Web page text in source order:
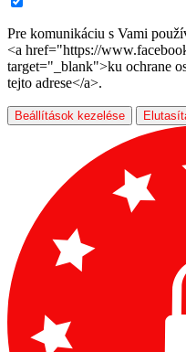
Pre komunikáciu s Vami
<a href="https://
target="_blank">ku ochrane
tejto adrese</a>.
Beállítások kezelése